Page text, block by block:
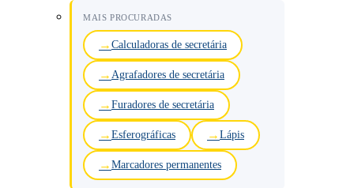
MAIS PROCURADAS
Calculadoras de secretária
Agrafadores de secretária
Furadores de secretária
Esferográficas Lápis
Marcadores permanentes